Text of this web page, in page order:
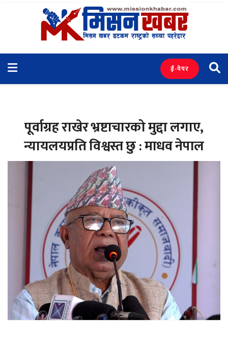
ई-पेपर
पूर्वाग्रह राखेर भ्रष्टाचारको मुद्दा लगाए,
न्यायलयप्रति विश्वस्त छु : माधव नेपाल